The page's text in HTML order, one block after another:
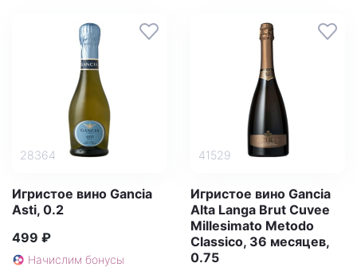
28364
Игристое вино Gancia
Asti, 0.2
499 ₽
Начислим бонусы
41529
Игристое вино Gancia
Alta Langa Brut Cuvee
Millesimato Metodo
Classico, 36 месяцев,
0.75